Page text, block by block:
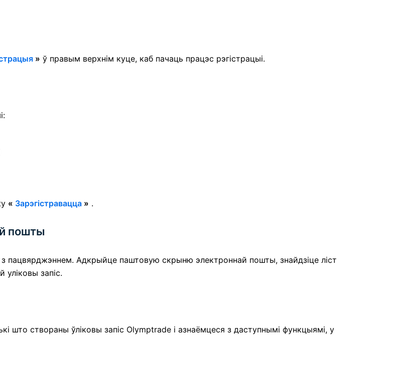
» ў правым верхнім куце, каб пачаць працэс рэгістрацыі.
« Зарэгістравацца » .
пошты
з пацвярджэннем. Адкрыйце паштовую скрыню электроннай пошты, знайдзіце ліст
уліковы запіс.
што створаны ўліковы запіс Olymptrade і азнаёмцеся з даступнымі функцыямі, у